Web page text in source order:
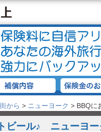
から > ニューヨーク > BBQに
ビール♪ ニューヨー